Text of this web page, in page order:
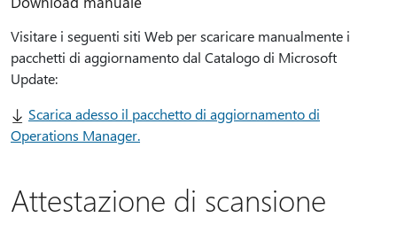
Visitare i seguenti siti Web per scaricare manualmente i
pacchetti di aggiornamento dal Catalogo di Microsoft
Update:
Scarica adesso il pacchetto di aggiornamento di
Operations Manager.
Attestazione di scansione